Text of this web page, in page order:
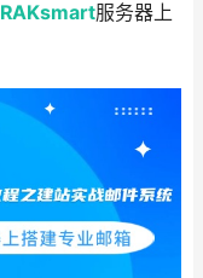
RAKsmart服务器上